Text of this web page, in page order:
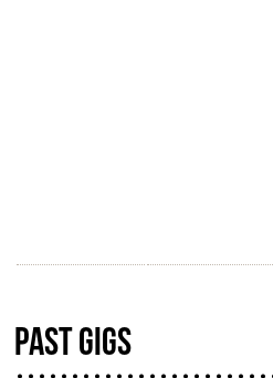
PAST GIGS